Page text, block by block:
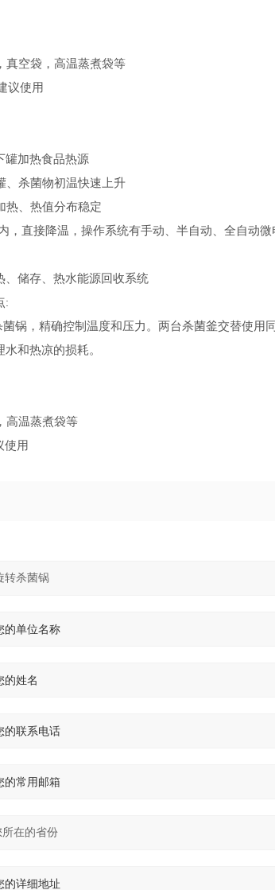
真空袋，高温蒸煮袋等
议使用
罐加热食品热源
、杀菌物初温快速上升
热、热值分布稳定
，直接降温，操作系统有手动、半自动、全自动微
、储存、热水能源回收系统
:
锅，精确控制温度和压力。两台杀菌釜交替使用
和热凉的损耗。
高温蒸煮袋等
使用